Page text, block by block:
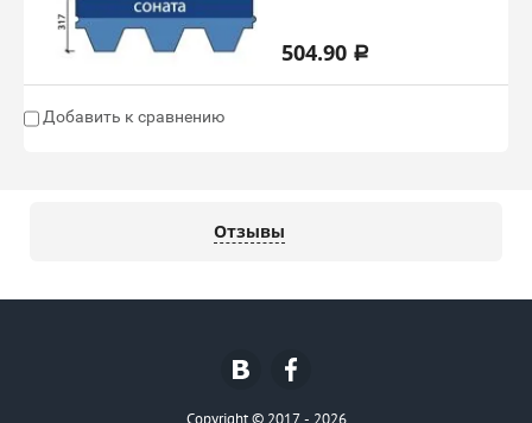
504.90 a
Добавить к сравнению
Отзывы
Copyright © 2017 - 2026